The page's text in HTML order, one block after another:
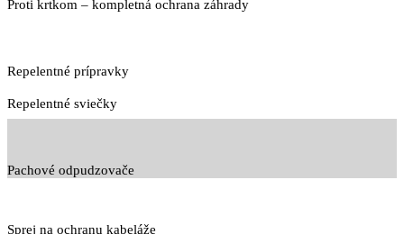
Proti krtkom – kompletná ochrana záhrady
Repelentné prípravky
Repelentné sviečky
Pachové odpudzovače
Sprej na ochranu kabeláže